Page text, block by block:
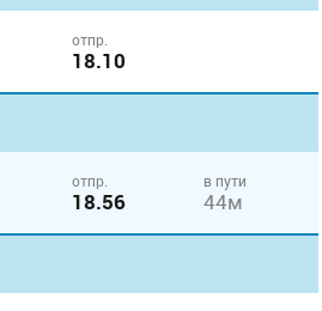
отпр.
18.10
отпр.
18.56
в пути
44м